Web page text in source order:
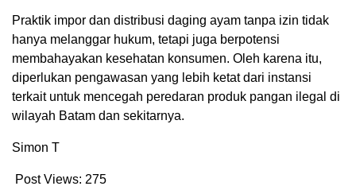
Praktik impor dan distribusi daging ayam tanpa izin tidak
hanya melanggar hukum, tetapi juga berpotensi
membahayakan kesehatan konsumen. Oleh karena itu,
diperlukan pengawasan yang lebih ketat dari instansi
terkait untuk mencegah peredaran produk pangan ilegal di
wilayah Batam dan sekitarnya.
Simon T
Post Views: 275